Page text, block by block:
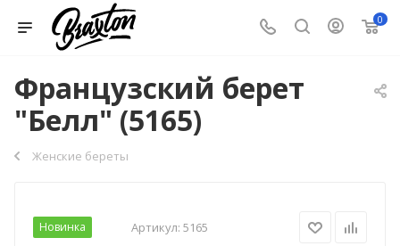
0
Французский берет
"Белл" (5165)
Женские береты
Новинка Артикул: 5165